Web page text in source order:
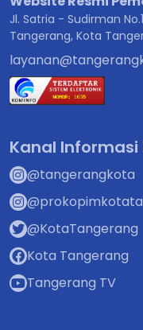
Jl. Satria - Sudirman
Tangerang, Kota
Kanal Informasi
@tangerangkota
@KotaTangerang
Kota Tangerang
Tangerang TV